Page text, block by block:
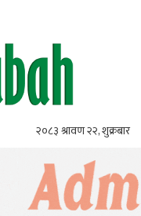
२०८३ श्रावण २२, शुक्रबार